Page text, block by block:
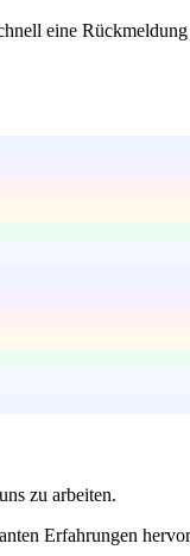
eine
zu arbeiten.
Erfahrungen